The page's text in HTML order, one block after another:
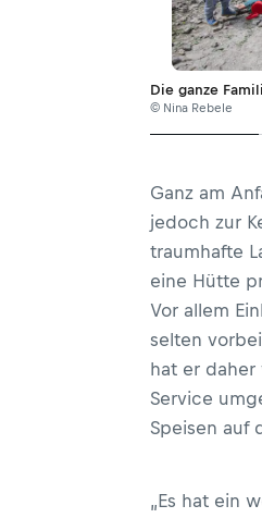
Die ganze
© Nina Rebele
Ganz am
jedoch zur
traumhafte
eine Hütte
Vor allem
selten
hat er
Service
Speisen auf
„Es hat ein